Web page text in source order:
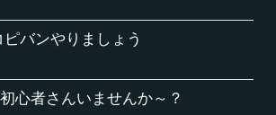
ピバンやりましょう
心者さんいませんか～？